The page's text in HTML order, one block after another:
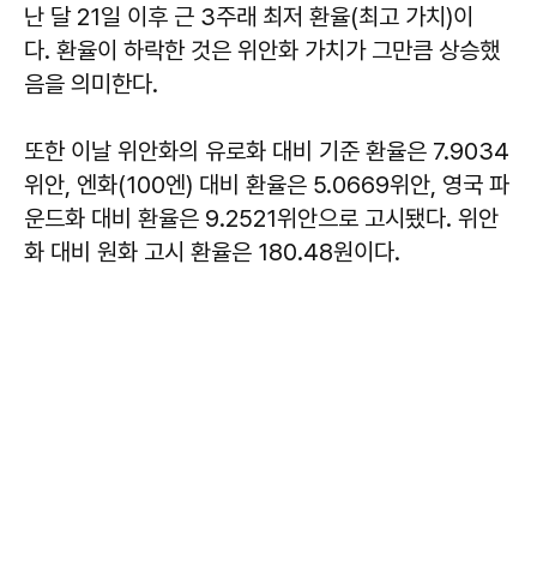
난 달 21일 이후 근 3주래 최저 환율(최고 가치)이
다. 환율이 하락한 것은 위안화 가치가 그만큼 상승했
음을 의미한다.
또한 이날 위안화의 유로화 대비 기준 환율은 7.9034
위안, 엔화(100엔) 대비 환율은 5.0669위안, 영국 파
운드화 대비 환율은 9.2521위안으로 고시됐다. 위안
화 대비 원화 고시 환율은 180.48원이다.